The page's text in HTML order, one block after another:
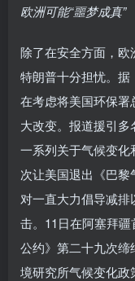
欧洲可能“噩梦成真”
除了在安全方面，
特朗普十分担忧。
在考虑将美国环保
大改变。报道援引
一系列关于气候变
次让美国退出《巴黎
对一直大力倡导减
击。11日在阿塞拜
公约》第二十九次
境研究所气候变化政